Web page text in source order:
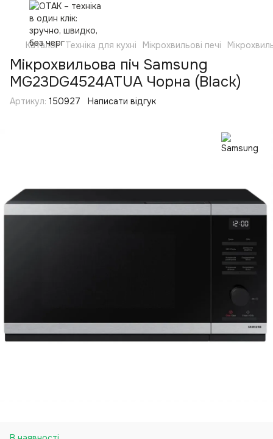
Каталог Техніка для кухні Мікрохвильові печі
Мікрохвильова піч Samsung
MG23DG4524ATUA Чорна (Black)
Артикул: 150927 Написати відгук